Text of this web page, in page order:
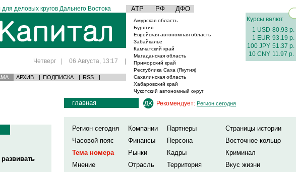
деловых кругов Дальнего Востока АТР РФ ДФО
Четверг | 06 Августа, 13:17 |
АРХИВ | ПОДПИСКА | RSS |
Амурская область
Бурятия
Еврейская автономная область
Забайкалье
Камчатский край
Магаданская область
Приморский край
Республика Саха (Якутия)
Сахалинская область
Хабаровский край
Чукотский автономный округ
Курсы валют
1 USD 80.93 р.
1 EUR 93.19 р.
100 JPY 51.37 р.
10 CNY 11.97 р.
главная Рекомендует: Регион сегодня
Регион сегодня Компании Партнеры
Страницы истории
Часовой пояс
Финансы Персона
Восточное кольцо
Тема номера
Рынки Кадры
Криминал
Мнение
Отрасль Территория
Вкус жизни